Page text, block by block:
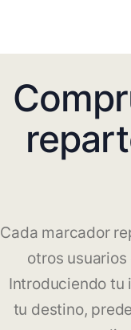
Cada marcador
otros
Introduciendo tu
tu destino,